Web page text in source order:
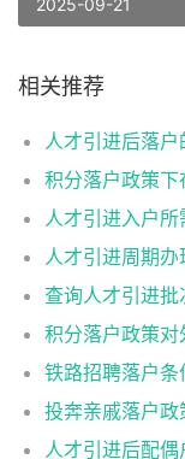
2025-09-21
相关推荐
人才引进后落
积分落户政策
人才引进入户
人才引进周期
查询人才引进
积分落户政策
铁路招聘落户条
投奔亲戚落户
人才引进后配